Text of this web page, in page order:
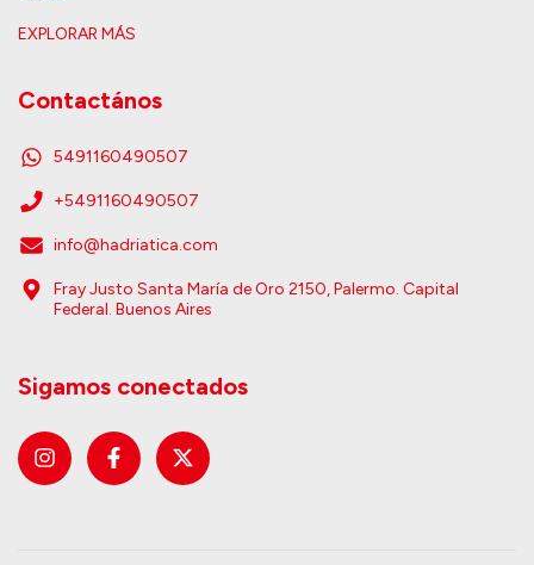
EXPLORAR MÁS
Contactános
5491160490507
+5491160490507
info@hadriatica.com
Fray Justo Santa María de Oro 2150, Palermo. Capital
Federal. Buenos Aires
Sigamos conectados